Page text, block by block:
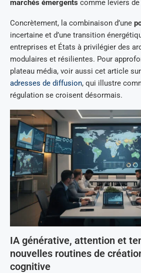
marchés émergents comme leviers
Concrètement, la combinaison d’une
incertaine et d’une transition
entreprises et États à privilégier des
modulaires et résilientes. Pour
plateau média, voir aussi cet article sur
adresses de diffusion, qui illustre
régulation se croisent désormais.
IA générative, attention et
nouvelles routines de
cognitive